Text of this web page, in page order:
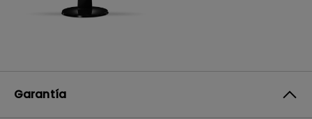
Garantía